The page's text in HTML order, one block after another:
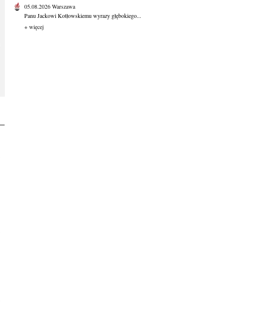
05.08.2026Warszawa
Panu Jackowi Kotłowskiemu wyrazy głębokiego...
+ więcej